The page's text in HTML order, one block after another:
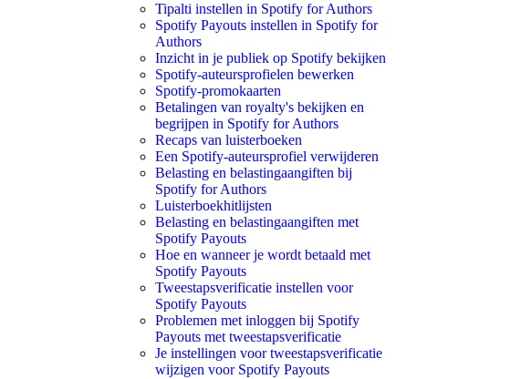
Tipalti instellen in Spotify for Authors
Spotify Payouts instellen in Spotify for
Authors
Inzicht in je publiek op Spotify bekijken
Spotify-auteursprofielen bewerken
Spotify-promokaarten
Betalingen van royalty's bekijken en
begrijpen in Spotify for Authors
Recaps van luisterboeken
Een Spotify-auteursprofiel verwijderen
Belasting en belastingaangiften bij
Spotify for Authors
Luisterboekhitlijsten
Belasting en belastingaangiften met
Spotify Payouts
Hoe en wanneer je wordt betaald met
Spotify Payouts
Tweestapsverificatie instellen voor
Spotify Payouts
Problemen met inloggen bij Spotify
Payouts met tweestapsverificatie
Je instellingen voor tweestapsverificatie
wijzigen voor Spotify Payouts